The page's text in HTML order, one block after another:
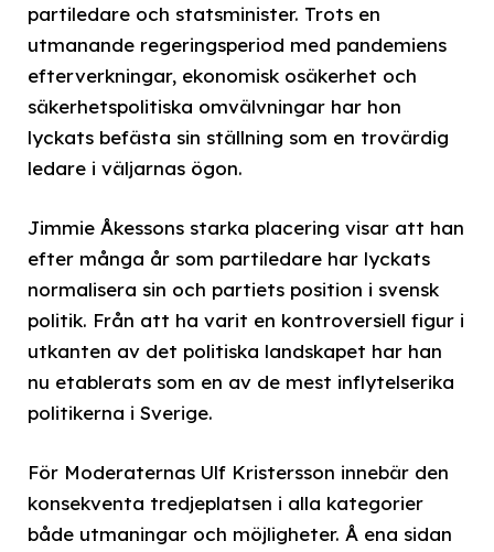
partiledare och statsminister. Trots en
utmanande regeringsperiod med pandemiens
efterverkningar, ekonomisk osäkerhet och
säkerhetspolitiska omvälvningar har hon
lyckats befästa sin ställning som en trovärdig
ledare i väljarnas ögon.
Jimmie Åkessons starka placering visar att han
efter många år som partiledare har lyckats
normalisera sin och partiets position i svensk
politik. Från att ha varit en kontroversiell figur i
utkanten av det politiska landskapet har han
nu etablerats som en av de mest inflytelserika
politikerna i Sverige.
För Moderaternas Ulf Kristersson innebär den
konsekventa tredjeplatsen i alla kategorier
både utmaningar och möjligheter. Å ena sidan